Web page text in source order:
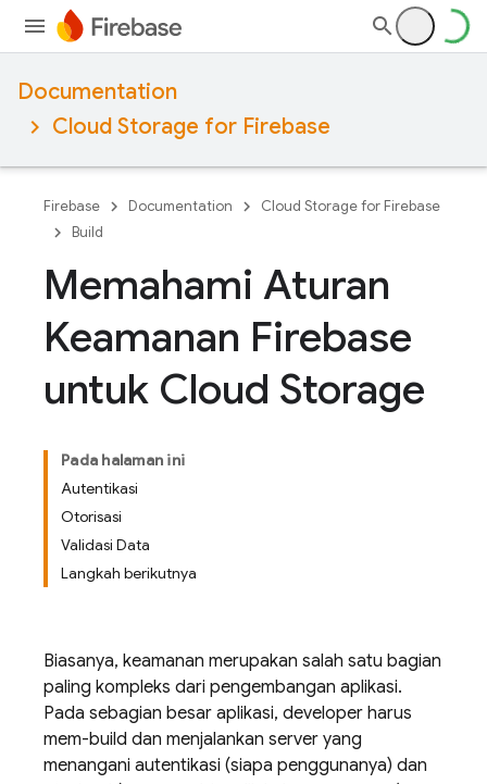
Documentation
Cloud Storage for Firebase
Firebase Documentation
Cloud Storage for Firebase
Build
Memahami Aturan
Keamanan Firebase
untuk Cloud Storage
Pada halaman ini
Autentikasi
Otorisasi
Validasi Data
Langkah berikutnya
Biasanya, keamanan merupakan salah satu bagian
paling kompleks dari pengembangan aplikasi.
Pada sebagian besar aplikasi, developer harus
mem-build dan menjalankan server yang
menangani autentikasi (siapa penggunanya) dan